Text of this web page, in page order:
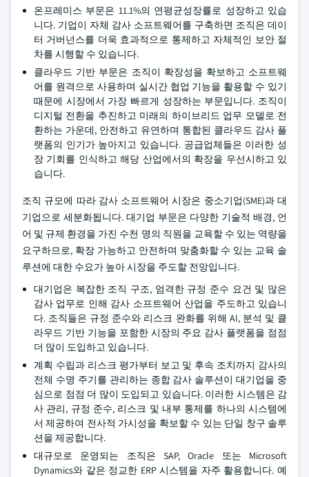
온프레미스 부문은 11.1%의 연평균성장률로 성장하고 있습
니다. 기업이 자체 감사 소프트웨어를 구축하면 조직은 데이
터 거버넌스를 더욱 효과적으로 통제하고 자체적인 보안 절
차를 시행할 수 있습니다.
클라우드 기반 부문은 조직이 확장성을 확보하고 소프트웨
어를 원격으로 사용하며 실시간 협업 기능을 활용할 수 있기
때문에 시장에서 가장 빠르게 성장하는 부문입니다. 조직이
디지털 전환을 추진하고 미래의 하이브리드 업무 모델로 전
환하는 가운데, 안전하고 유연하며 통합된 클라우드 감사 플
랫폼의 인기가 높아지고 있습니다. 공급업체들은 이러한 성
장 기회를 인식하고 해당 산업에서의 확장을 우선시하고 있
습니다.
조직 규모에 따라 감사 소프트웨어 시장은 중소기업(SME)과 대
기업으로 세분화됩니다. 대기업 부문은 다양한 기술적 배경, 언
어 및 규제 환경을 가진 수천 명의 직원을 교육할 수 있는 역량을
요구하므로, 확장 가능하고 안전하며 맞춤화할 수 있는 교육 솔
루션에 대한 수요가 높아 시장을 주도할 전망입니다.
대기업은 복잡한 조직 구조, 엄격한 규정 준수 요건 및 많은
감사 업무로 인해 감사 소프트웨어 산업을 주도하고 있습니
다. 조직들은 규정 준수와 리스크 완화를 위해 AI, 분석 및 클
라우드 기반 기능을 포함한 시장의 주요 감사 플랫폼을 점점
더 많이 도입하고 있습니다.
계획 수립과 리스크 평가부터 보고 및 후속 조치까지 감사의
전체 수명 주기를 관리하는 종합 감사 솔루션이 대기업을 중
심으로 점점 더 많이 도입되고 있습니다. 이러한 시스템은 감
사 관리, 규정 준수, 리스크 및 내부 통제를 하나의 시스템에
서 제공하여 전사적 가시성을 확보할 수 있는 단일 창구 솔루
션을 제공합니다.
대규모로 운영되는 조직은 SAP, Oracle 또는 Microsoft
Dynamics와 같은 정교한 ERP 시스템을 자주 활용합니다. 예